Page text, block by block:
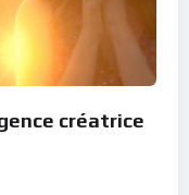
créatrice